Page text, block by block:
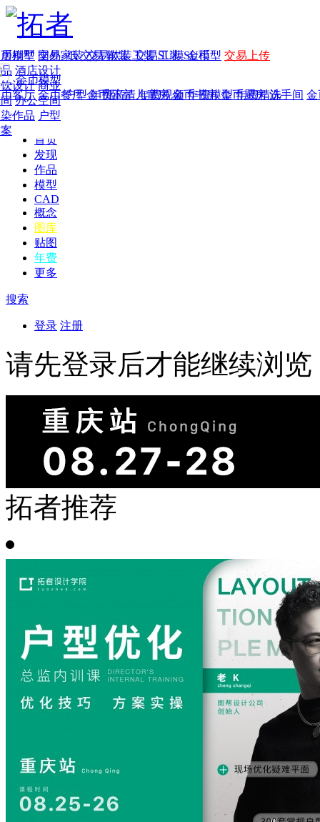
首页
发现
年费 作品 图纸 交易 软装 工装 SU模 金币
年费版块
费图纸 年费户型 年费高清 年费视频 年费模型 年费精选
作品
别墅 国外
酒店设计
设计 商业
办公空间
作品 户型
模型
模型 交易家装 交易软装 交易工装 SU模型 交易上传
金币模型
客厅 金币餐厅 金币卧室 儿童房 金币书房 金币厨房 洗手间 金
CAD
概念
图库
贴图
年费
更多
搜索
登录 注册
请先登录后才能继续浏览
拓者推荐